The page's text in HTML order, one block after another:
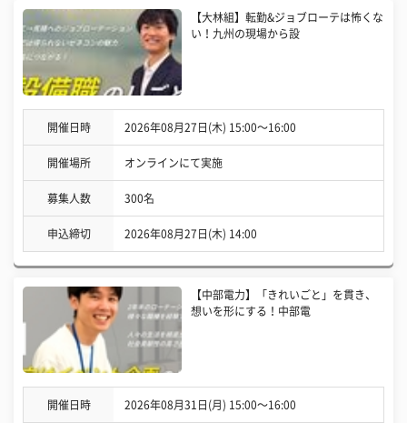
【大林組】転勤&ジョブローテは怖くな
い！九州の現場から設
開催日時 2026年08月27日(木) 15:00〜16:00
開催場所 オンラインにて実施
募集人数 300名
申込締切 2026年08月27日(木) 14:00
【中部電力】「きれいごと」を貫き、
想いを形にする！中部電
開催日時 2026年08月31日(月) 15:00〜16:00